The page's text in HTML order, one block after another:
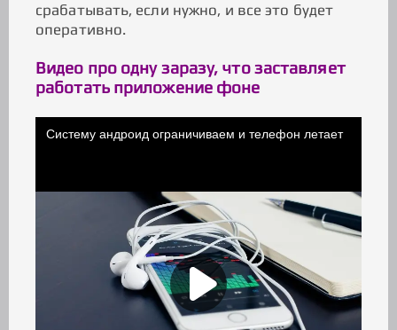
срабатывать, если нужно, и все это будет
оперативно.
Видео про одну заразу, что заставляет
работать приложение фоне